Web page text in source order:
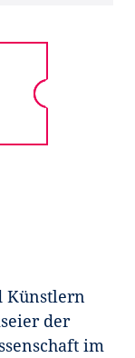
Künstlern
der
im